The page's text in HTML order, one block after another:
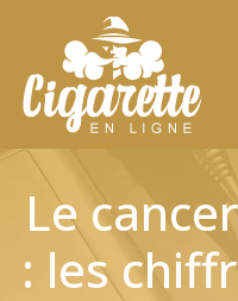
Le
: les